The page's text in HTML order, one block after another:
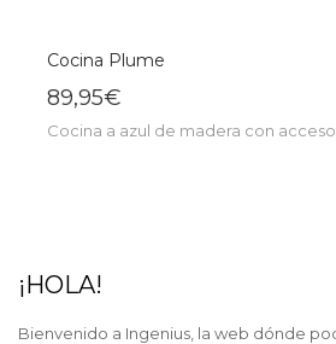
Cocina Plume
89,95€
Cocina a azul de madera con
¡HOLA!
Bienvenido a Ingenius, la web dónde